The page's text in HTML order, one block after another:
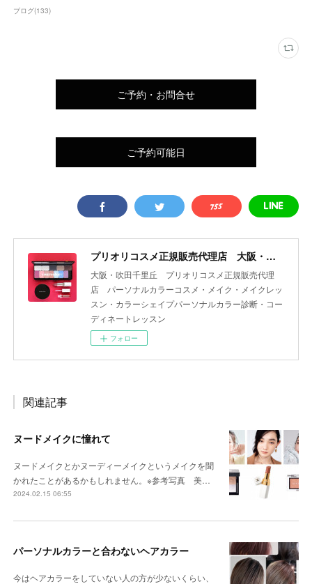
ブログ(133)
ご予約・お問合せ
ご予約可能日
プリオリコスメ正規販売代理店 大阪・吹田 yourcolor+
大阪・吹田千里丘 プリオリコスメ正規販売代理
店 パーソナルカラーコスメ・メイク・メイクレッ
スン・カラーシェイプパーソナルカラー診断・コー
ディネートレッスン
フォロー
関連記事
ヌードメイクに憧れて
ヌードメイクとかヌーディーメイクというメイクを聞
かれたことがあるかもしれません。※参考写真 美…
2024.02.15 06:55
パーソナルカラーと合わないヘアカラー
今はヘアカラーをしていない人の方が少ないくらい、